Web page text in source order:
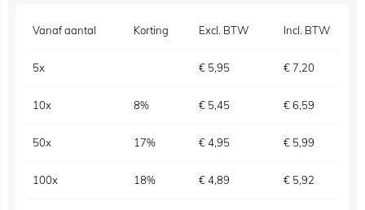
Vanaf aantal Korting Excl. BTW Incl. BTW
5x € 5,95 € 7,20
10x 8% € 5,45 €6,59
50x 17% €4,95 € 5,99
100x 18% €4,89 € 5,92